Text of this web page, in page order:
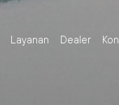
Layanan Dealer